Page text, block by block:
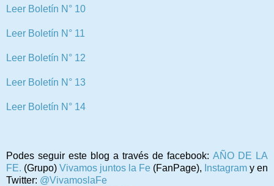
Leer Boletín N° 10
Leer Boletín N° 11
Leer Boletín N° 12
Leer Boletín N° 13
Leer Boletín N° 14
Podes seguir este blog a través de facebook: AÑO DE LA
FE. (Grupo) Vivamos juntos la Fe (FanPage), Instagram y en
Twitter: @VivamoslaFe